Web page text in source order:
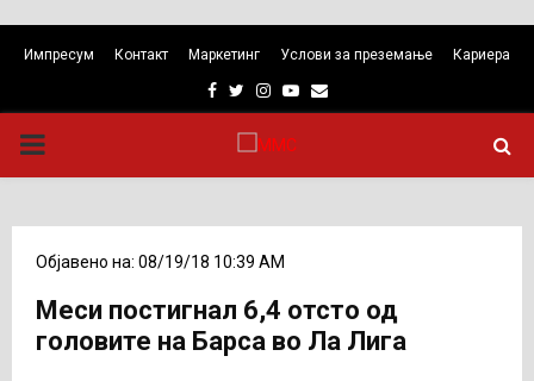
Импресум Контакт Маркетинг Услови за преземање Кариера
Facebook
TwitterInstagram
Youtube
Email
PRIMARY
Објавено на: 08/19/18 10:39 AM
Меси постигнал 6,4 отсто од
головите на Барса во Ла Лига